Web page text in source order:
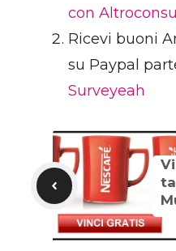
con
Ricevi buoni
su Paypal
Surveyeah